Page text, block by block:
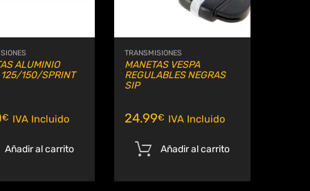
ALUMINIO
125/150/SPRINT
€ IVA Incluido
Añadir al carrito
TRANSMISIONES
MANETAS VESPA
REGULABLES NEGRAS
SIP
24.99€ IVA Incluido
Añadir al carrito